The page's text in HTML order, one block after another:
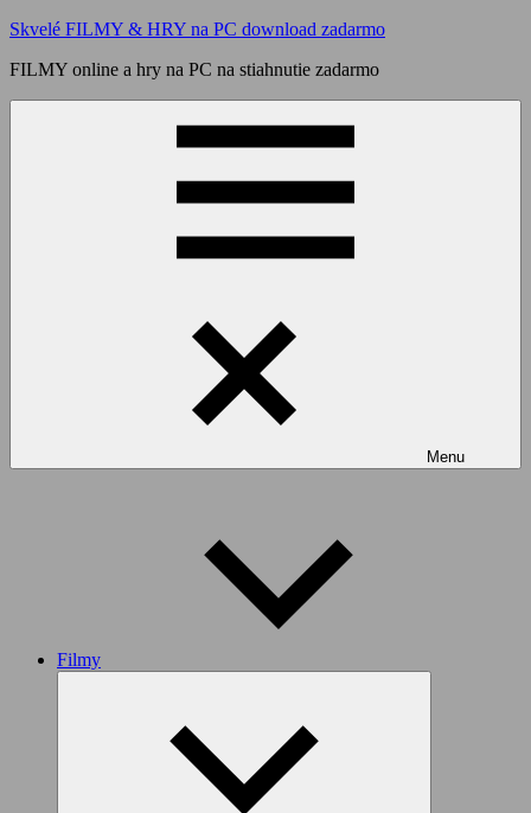
Skip
content
Skvelé FILMY & HRY na PC download zadarmo
FILMY online a hry na PC na stiahnutie zadarmo
Menu
Filmy